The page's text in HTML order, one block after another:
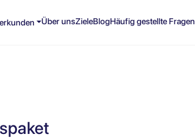
Über unsZieleBlogHäufig gestellte Fragen